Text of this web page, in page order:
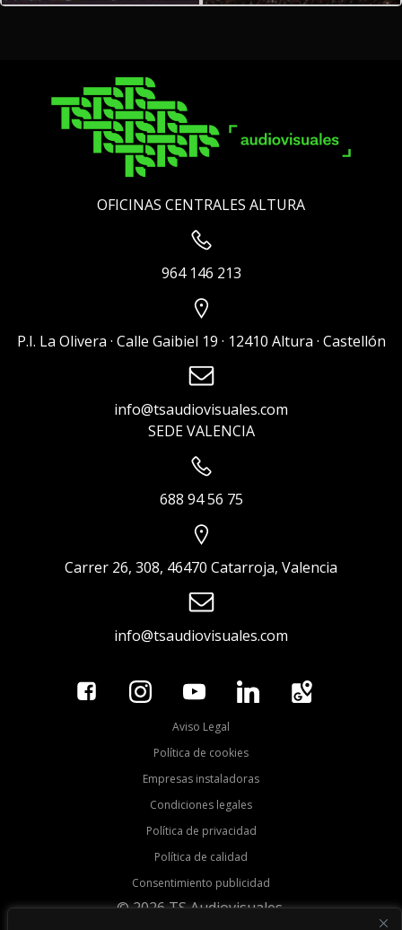
OFICINAS CENTRALES ALTURA
964 146 213
P.I. La Olivera · Calle Gaibiel 19 · 12410 Altura · Castellón
info@tsaudiovisuales.com
SEDE VALENCIA
688 94 56 75
Carrer 26, 308, 46470 Catarroja, Valencia
info@tsaudiovisuales.com
Aviso Legal
Política de cookies
Empresas instaladoras
Condiciones legales
Política de privacidad
Política de calidad
Consentimiento publicidad
© 2026 TS Audiovisuales.